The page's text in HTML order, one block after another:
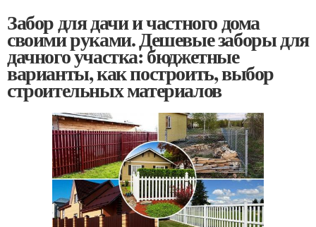
Забор для дачи и частного дома
своими руками. Дешевые заборы для
дачного участка: бюджетные
варианты, как построить, выбор
строительных материалов